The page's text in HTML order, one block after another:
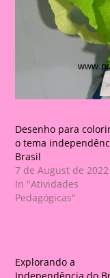
Desenho para
o tema
Brasil
7 de August de 2022
In "Atividades
Pedagógicas"
Explorando a